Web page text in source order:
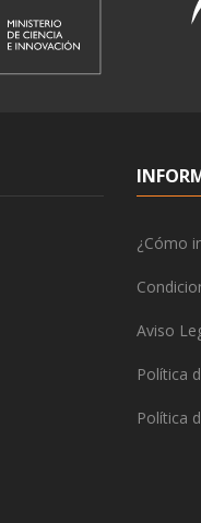
¿Cómo
Aviso
Política
Política